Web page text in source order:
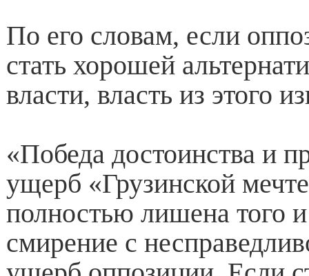
По его словам, если
стать хорошей
власти, власть из этого
«Победа достоинства и
ущерб «Грузинской
полностью лишена того и
смирение с